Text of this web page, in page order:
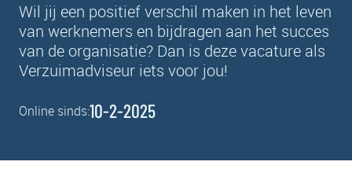
Wil jij een positief verschil maken in het leven
van werknemers en bijdragen aan het succes
van de organisatie? Dan is deze vacature als
Verzuimadviseur iets voor jou!
Online sinds:10-2-2025